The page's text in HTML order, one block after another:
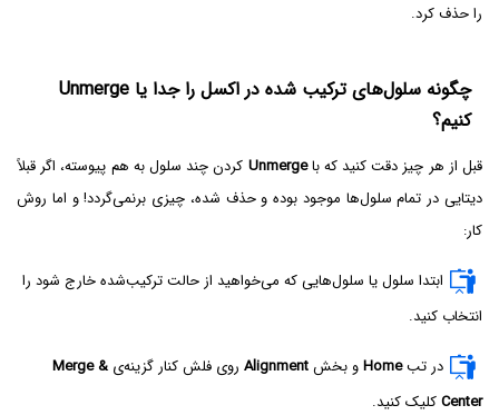
را حذف کرد.
چگونه سلول‌های ترکیب شده در اکسل را جدا یا Unmerge
کنیم؟
قبل از هر چیز دقت کنید که باUnmerge کردن چند سلول به هم پیوسته، اگر قبلاً
دیتایی در تمام سلول‌ها موجود بوده و حذف شده، چیزی برنمی‌گردد! و اما روش
کار:
ابتدا سلول یا سلول‌هایی که می‌خواهید از حالت ترکیب‌شده خارج شود را
انتخاب کنید.
در تبHomeو بخشAlignment روی فلش کنار گزینه‌ی Merge &
Centerکلیک کنید.